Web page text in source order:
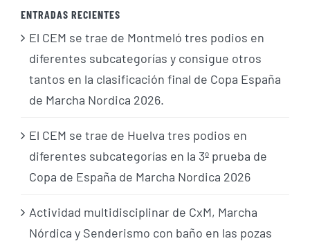
ENTRADAS RECIENTES
El CEM se trae de Montmeló tres podios en
diferentes subcategorías y consigue otros
tantos en la clasificación final de Copa España
de Marcha Nordica 2026.
El CEM se trae de Huelva tres podios en
diferentes subcategorías en la 3º prueba de
Copa de España de Marcha Nordica 2026
Actividad multidisciplinar de CxM, Marcha
Nórdica y Senderismo con baño en las pozas